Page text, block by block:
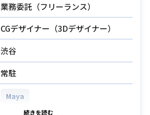
業務委託（フリーランス）
CGデザイナー（3Dデザイナー）
渋谷
常駐
Maya